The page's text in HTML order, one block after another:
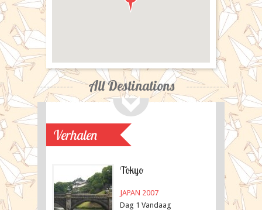
Fotos »
Singapore 2015
Japan 2013
Japan 2007
Travellers
All Destinations
Verhalen
Tokyo
JAPAN 2007
Dag 1 Vandaag